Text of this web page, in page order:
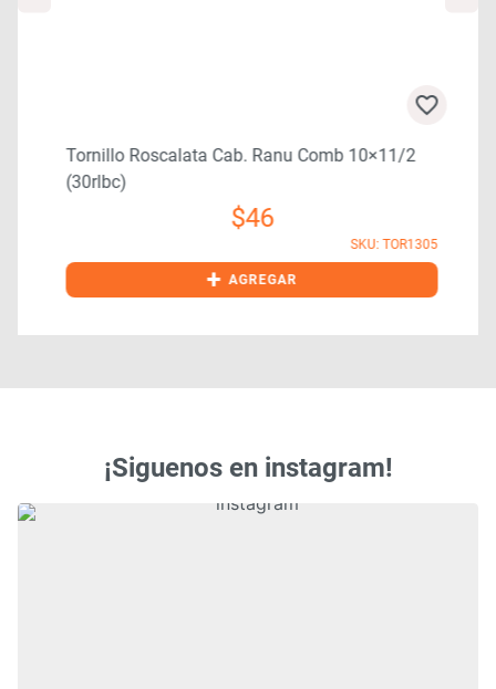
Tornillo Roscalata Cab. Ranu Comb 10×11/2
(30rlbc)
$46
SKU: TOR1305
+ AGREGAR
¡Siguenos en instagram!